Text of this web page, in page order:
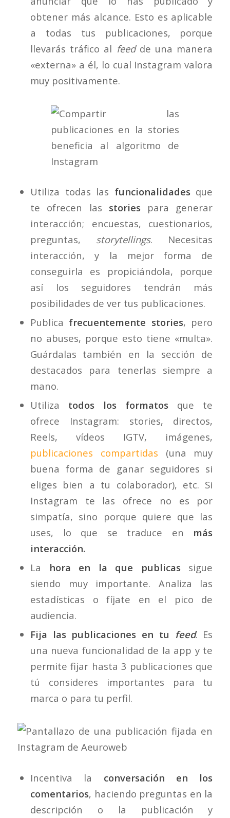
obtener más alcance. Esto es aplicable
a todas tus publicaciones, porque
llevarás tráfico al feedde una manera
«externa» a él, lo cual Instagram valora
muy positivamente.
Utiliza todas las funcionalidades que
te ofrecen las stories para generar
interacción; encuestas, cuestionarios,
preguntas, storytellings. Necesitas
interacción, y la mejor forma de
conseguirla es propiciándola, porque
así los seguidores tendrán más
posibilidades de ver tus publicaciones.
Publica frecuentemente stories, pero
no abuses, porque esto tiene «multa».
Guárdalas también en la sección de
destacados para tenerlas siempre a
mano.
Utiliza todos los formatos que te
ofrece Instagram: stories, directos,
Reels, vídeos IGTV, imágenes,
publicaciones compartidas (una muy
buena forma de ganar seguidores si
eliges bien a tu colaborador), etc. Si
Instagram te las ofrece no es por
simpatía, sino porque quiere que las
uses, lo que se traduce en más
interacción.
La hora en la que publicas sigue
siendo muy importante. Analiza las
estadísticas o fíjate en el pico de
audiencia.
Fija las publicaciones en tu feed. Es
una nueva funcionalidad de la app y te
permite fijar hasta 3 publicaciones que
tú consideres importantes para tu
marca o para tu perfil.
Incentiva la conversación en los
comentarios, haciendo preguntas en la
descripción o la publicación y